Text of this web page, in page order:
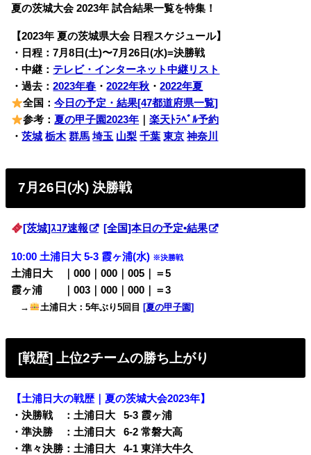
夏の茨城大会 2023年 試合結果一覧を特集！
【2023年 夏の茨城県大会 日程スケジュール】
・日程：7月8日(土)〜7月26日(水)=決勝戦
・中継： テレビ・インターネット中継リスト
・過去：2023年春 ・2022年秋 ・2022年夏
全国：今日の予定・結果[47都道府県一覧]
参考：夏の甲子園2023年 ｜楽天ﾄﾗﾍﾞﾙ予約
・茨城 栃木 群馬 埼玉 山梨 千葉 東京 神奈川
7月26日(水) 決勝戦
[茨城]ｽｺｱ速報 [全国]本日の予定•結果
10:00 土浦日大 5-3 霞ヶ浦(水) ※決勝戦
土浦日大 ｜000｜000｜005｜＝5
霞ヶ浦 ｜003｜000｜000｜＝3
→ 土浦日大：5年ぶり5回目 [夏の甲子園]
[戦歴] 上位2チームの勝ち上がり
【土浦日大の戦歴｜夏の茨城大会2023年】
・決勝戦 ：土浦日大
05-3 霞ヶ浦
・準決勝 ：土浦日大
06-2 常磐大高
・準々決勝：土浦日大
04-1 東洋大牛久